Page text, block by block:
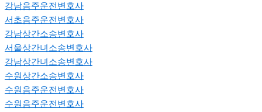
강남음주운전변호사
서초음주운전변호사
강남상간소송변호사
서울상간녀소송변호사
강남상간녀소송변호사
수원상간소송변호사
수원음주운전변호사
수원음주운전변호사